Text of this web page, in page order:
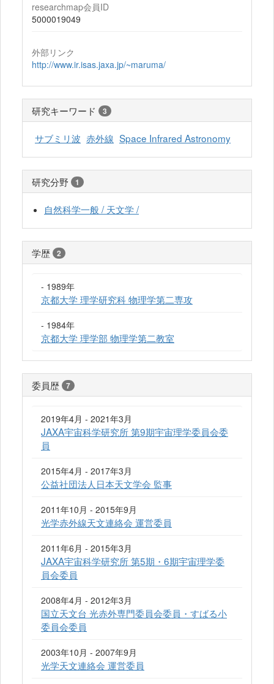
researchmap会員ID
5000019049
外部リンク
http://www.ir.isas.jaxa.jp/~maruma/
研究キーワード 3
サブミリ波 赤外線 Space Infrared Astronomy
研究分野 1
自然科学一般 / 天文学 /
学歴 2
- 1989年
京都大学 理学研究科 物理学第二専攻
- 1984年
京都大学 理学部 物理学第二教室
委員歴 7
2019年4月 - 2021年3月
JAXA宇宙科学研究所 第9期宇宙理学委員会委
員
2015年4月 - 2017年3月
公益社団法人日本天文学会 監事
2011年10月 - 2015年9月
光学赤外線天文連絡会 運営委員
2011年6月 - 2015年3月
JAXA宇宙科学研究所 第5期・6期宇宙理学委
員会委員
2008年4月 - 2012年3月
国立天文台 光赤外専門委員会委員・すばる小
委員会委員
2003年10月 - 2007年9月
光学天文連絡会 運営委員